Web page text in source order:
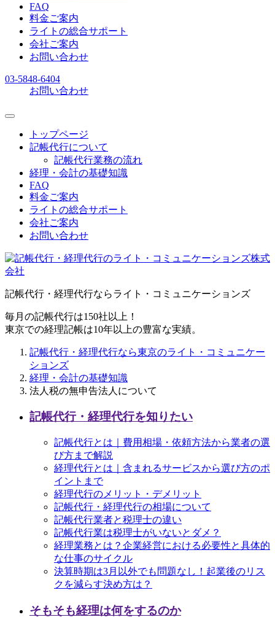
FAQ
料金ご案内
ライトの総合サポート
会社ご案内
お問い合わせ
03-5848-6404
お問い合わせ
トップページ
記帳代行について
記帳代行業務の流れ
経理・会計の基礎知識
FAQ
料金ご案内
ライトの総合サポート
会社ご案内
お問い合わせ
記帳代行・経理代行ならライト・コミュニケーションズ
毎月の記帳代行は150社以上！
東京での経理記帳は10年以上の豊富な実績。
記帳代行・経理代行なら東京のライト・コミュニケー
ションズ
経理・会計の基礎知識
法人税の無申告法人について
記帳代行・経理代行を知りたい
記帳代行とは｜費用相場・依頼方法から業者の選
び方まで解説
経理代行とは｜含まれるサービスから選び方のポ
イントまで
経理代行のメリット・デメリット
記帳代行・経理代行の相場について
記帳代行業者と税理士の違い
記帳代行業は税理士がいないとダメ？
経理業務とは？企業経営における必要性と具体的
な仕事のサイクル
決算時期は3月以外でも問題なし！起業後のリス
クを減らす決め方は？
そもそも経理は何をするのか